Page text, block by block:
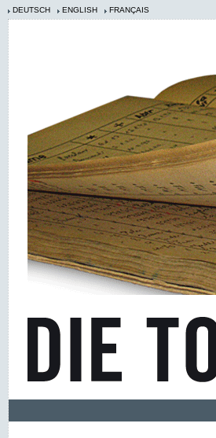
DEUTSCH ENGLISH FRANÇAIS